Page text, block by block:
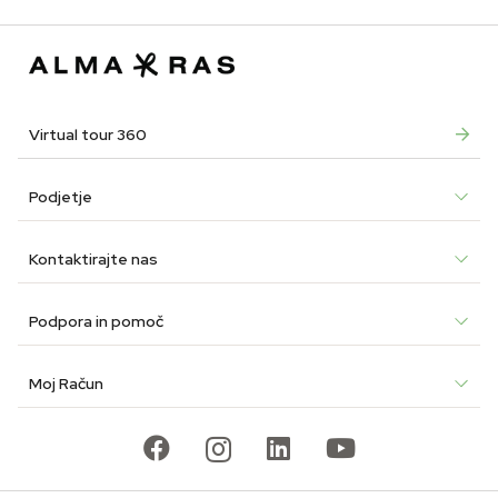
€44.90.
€31.43. €29.90.
€20.93.
Virtual tour 360
Podjetje
Kontaktirajte nas
Podpora in pomoč
Moj Račun